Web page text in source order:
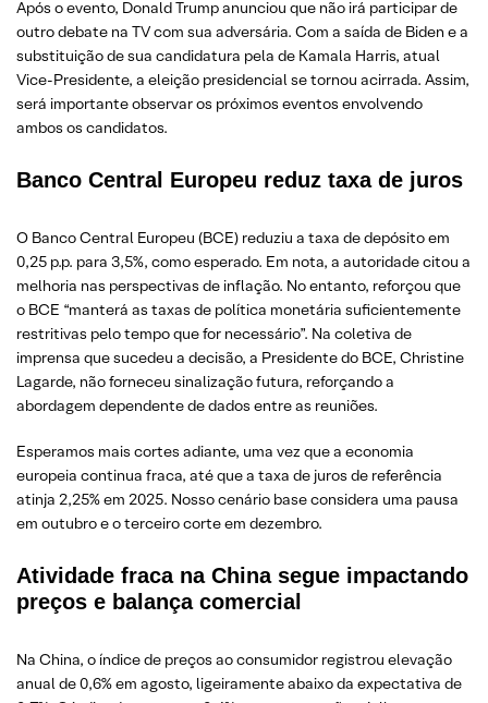
Após o evento, Donald Trump anunciou que não irá participar de
outro debate na TV com sua adversária. Com a saída de Biden e a
substituição de sua candidatura pela de Kamala Harris, atual
Vice-Presidente, a eleição presidencial se tornou acirrada. Assim,
será importante observar os próximos eventos envolvendo
ambos os candidatos.
Banco Central Europeu reduz taxa de juros
O Banco Central Europeu (BCE) reduziu a taxa de depósito em
0,25 p.p. para 3,5%, como esperado. Em nota, a autoridade citou a
melhoria nas perspectivas de inflação. No entanto, reforçou que
o BCE “manterá as taxas de política monetária suficientemente
restritivas pelo tempo que for necessário”. Na coletiva de
imprensa que sucedeu a decisão, a Presidente do BCE, Christine
Lagarde, não forneceu sinalização futura, reforçando a
abordagem dependente de dados entre as reuniões.
Esperamos mais cortes adiante, uma vez que a economia
europeia continua fraca, até que a taxa de juros de referência
atinja 2,25% em 2025. Nosso cenário base considera uma pausa
em outubro e o terceiro corte em dezembro.
Atividade fraca na China segue impactando
preços e balança comercial
Na China, o índice de preços ao consumidor registrou elevação
anual de 0,6% em agosto, ligeiramente abaixo da expectativa de